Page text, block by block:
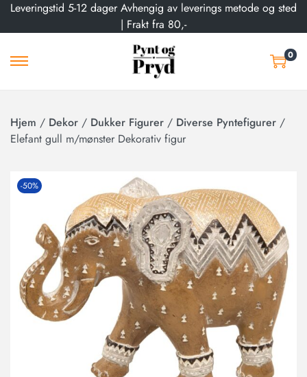
Leveringstid 5-12 dager Avhengig av leverings metode og sted
| Frakt fra 80,-
0
Hjem / Dekor / Dukker Figurer / Diverse Pyntefigurer /
Elefant gull m/mønster Dekorativ figur
-50%